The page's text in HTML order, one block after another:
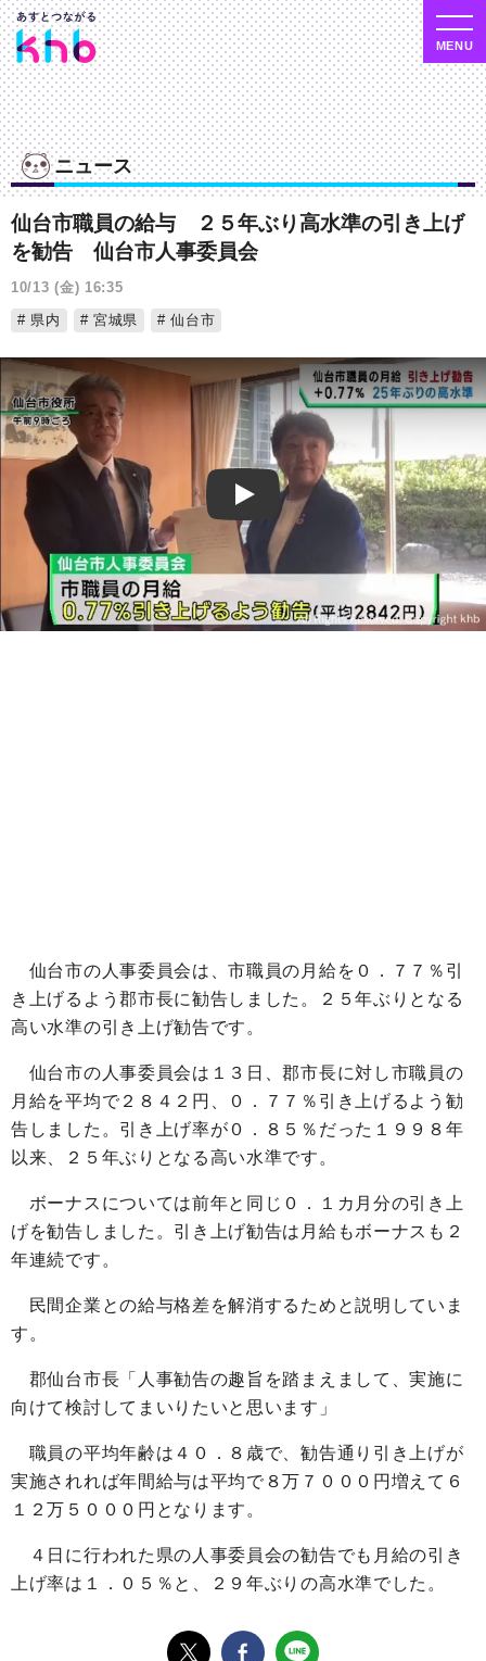
ニュース
仙台市職員の給与 ２５年ぶり高水準の引き上げ
を勧告 仙台市人事委員会
10/13 (金) 16:35
県内
宮城県 仙台市
Play
仙台市の人事委員会は、市職員の月給を０．７７％引
き上げるよう郡市長に勧告しました。２５年ぶりとなる
高い水準の引き上げ勧告です。
仙台市の人事委員会は１３日、郡市長に対し市職員の
月給を平均で２８４２円、０．７７％引き上げるよう勧
告しました。引き上げ率が０．８５％だった１９９８年
以来、２５年ぶりとなる高い水準です。
ボーナスについては前年と同じ０．１カ月分の引き上
げを勧告しました。引き上げ勧告は月給もボーナスも２
年連続です。
民間企業との給与格差を解消するためと説明していま
す。
郡仙台市長「人事勧告の趣旨を踏まえまして、実施に
向けて検討してまいりたいと思います」
職員の平均年齢は４０．８歳で、勧告通り引き上げが
実施されれば年間給与は平均で８万７０００円増えて６
１２万５０００円となります。
４日に行われた県の人事委員会の勧告でも月給の引き
上げ率は１．０５％と、２９年ぶりの高水準でした。